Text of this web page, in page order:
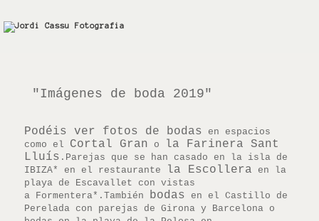
"Imágenes de boda 2019"
Podéis ver fotos de bodas en espacios
como el Cortal Gran o
la Farinera Sant
Lluís .Parejas que se han casado en la isla de
IBIZA* en el restaurante
la Escollera en la
playa de Escavallet con vistas
a Formentera*.También bodas en el Castillo de
Perelada con parejas de Girona y Barcelona o